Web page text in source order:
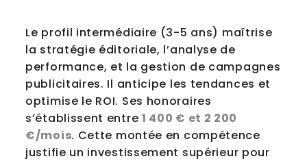
Le profil intermédiaire (3-5 ans) maîtrise
la stratégie éditoriale, l’analyse de
performance, et la gestion de campagnes
publicitaires. Il anticipe les tendances et
optimise le ROI. Ses honoraires
s’établissent entre 1 400 € et 2 200
€/mois. Cette montée en compétence
justifie un investissement supérieur pour